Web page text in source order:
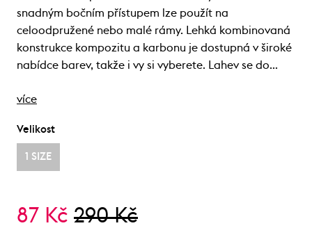
snadným bočním přístupem lze použít na
celoodpružené nebo malé rámy. Lehká kombinovaná
konstrukce kompozitu a karbonu je dostupná v široké
nabídce barev, takže i vy si vyberete. Lahev se do…
více
Velikost
1 SIZE
87 Kč 290 Kč